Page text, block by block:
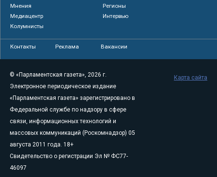
Мнения
Регионы
Медиацентр
Интервью
Колумнисты
Контакты Реклама Вакансии
© «Парламентская газета», 2026 г.
Электронное периодическое издание
«Парламентская газета» зарегистрировано в
Федеральной службе по надзору в сфере
связи, информационных технологий и
массовых коммуникаций (Роскомнадзор) 05
августа 2011 года. 18+
Свидетельство о регистрации Эл № ФС77-
46097
Карта сайта